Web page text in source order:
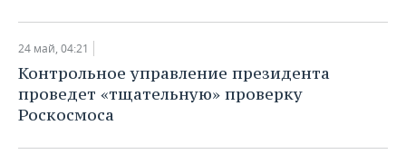
КОРОЛИ ГОСЗАКАЗА ПФО
ВУЗЫ ТАТАРСТАНА
ТОРГОВЫЕ ЦЕНТРЫ
ФИНАНСЫ
БАНКИ
НОВОСТИ
АГРОПРОМ
МАШИНОСТРОЕНИЕ
НЕДВИЖИМОСТЬ
НОВОСТИ НЕДВИЖИМОСТИ
АВТО
24 май, 04:21
Контрольное управление президента
проведет «тщательную» проверку
Роскосмоса